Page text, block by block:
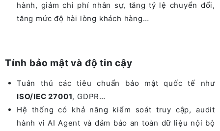
hành, giảm chi phí nhân sự, tăng tỷ lệ chuyển đổi,
tăng mức độ hài lòng khách hàng…
Tính bảo mật và độ tin cậy
Tuân thủ các tiêu chuẩn bảo mật quốc tế như
ISO/IEC 27001, GDPR…
Hệ thống có khả năng kiểm soát truy cập, audit
hành vi AI Agent và đảm bảo an toàn dữ liệu nội bộ